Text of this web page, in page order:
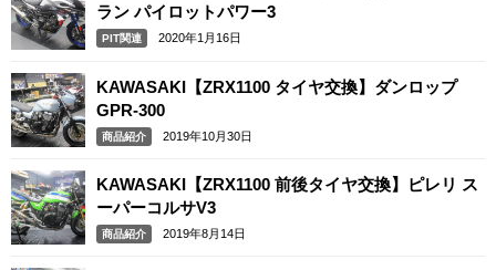
ラン パイロットパワー3
PIT関連 2020年1月16日
KAWASAKI【ZRX1100 タイヤ交換】ダンロップ
GPR-300
商品紹介 2019年10月30日
KAWASAKI【ZRX1100 前後タイヤ交換】ピレリ ス
ーパーコルサV3
商品紹介 2019年8月14日